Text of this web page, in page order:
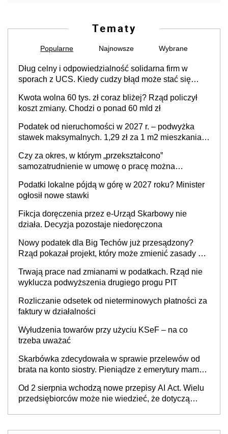
Tematy
Popularne Najnowsze Wybrane
Dług celny i odpowiedzialność solidarna firm w
sporach z UCS. Kiedy cudzy błąd może stać się
Kwota wolna 60 tys. zł coraz bliżej? Rząd policzył
koszt zmiany. Chodzi o ponad 60 mld zł
Podatek od nieruchomości w 2027 r. – podwyżka
stawek maksymalnych. 1,29 zł za 1 m2 mieszkania,
prowadzeniem działalności gospodarczej
Czy za okres, w którym „przekształcono”
samozatrudnienie w umowę o pracę można
cywilnoprawnej jedynym racjonalnym wyjściem
Podatki lokalne pójdą w górę w 2027 roku? Minister
ogłosił nowe stawki
Fikcja doręczenia przez e-Urząd Skarbowy nie
działa. Decyzja pozostaje niedoręczona
Nowy podatek dla Big Techów już przesądzony?
Rząd pokazał projekt, który może zmienić zasady gry
Trwają prace nad zmianami w podatkach. Rząd nie
wyklucza podwyższenia drugiego progu PIT
Rozliczanie odsetek od nieterminowych płatności za
faktury w działalności
Wyłudzenia towarów przy użyciu KSeF – na co
trzeba uważać
Skarbówka zdecydowała w sprawie przelewów od
brata na konto siostry. Pieniądze z emerytury mamy
będzie
Od 2 sierpnia wchodzą nowe przepisy AI Act. Wielu
przedsiębiorców może nie wiedzieć, że dotyczą